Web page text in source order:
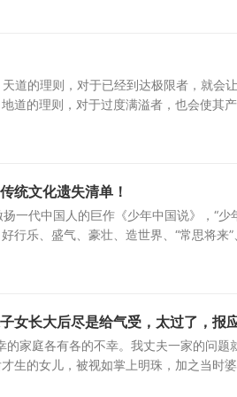
道的理则，对于已经到达极限者，就会
道的理则，对于过度满溢者，也会使其
统文化遗失清单！
一代中国人的巨作《少年中国说》，“
行乐、盛气、豪壮、造世界、“常思将来”
女长大后尽是给气受，太过了，报
的家庭各有各的不幸。我丈夫一家的问
生的女儿，被视如掌上明珠，加之当时